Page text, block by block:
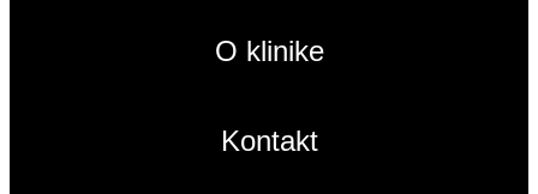
O klinike
Kontakt